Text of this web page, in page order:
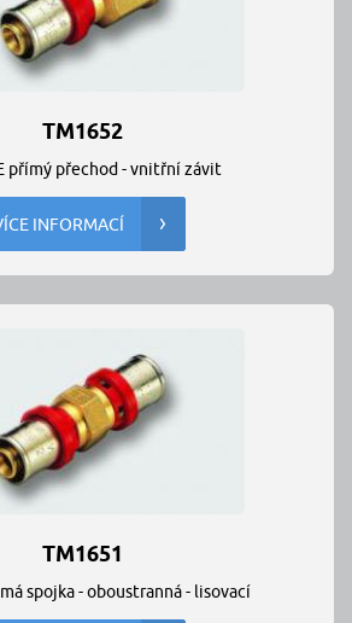
TM1652
přímý přechod - vnitřní závit
INFORMACÍ
TM1651
spojka - oboustranná - lisovací